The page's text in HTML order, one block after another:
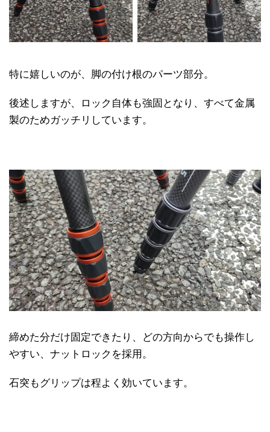
特に嬉しいのが、脚の付け根のパーツ部分。
後述しますが、ロック自体も強固となり、すべて金属
製のためガッチリしています。
締めた分だけ固定できたり、どの方向からでも操作し
やすい、ナットロックを採用。
石突もグリップは程よく効いています。